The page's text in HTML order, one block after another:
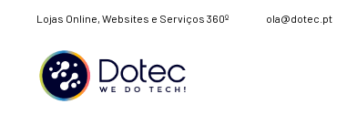
Lojas Online, Websites e Serviços 360º ola@dotec.pt